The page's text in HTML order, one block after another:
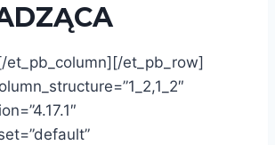
et_pb_column][/et_pb_row]